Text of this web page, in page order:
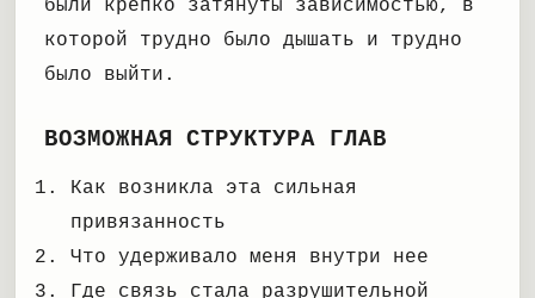
были крепко затянуты зависимостью, в
которой трудно было дышать и трудно
было выйти.
ВОЗМОЖНАЯ СТРУКТУРА ГЛАВ
Как возникла эта сильная
привязанность
Что удерживало меня внутри нее
Где связь стала разрушительной